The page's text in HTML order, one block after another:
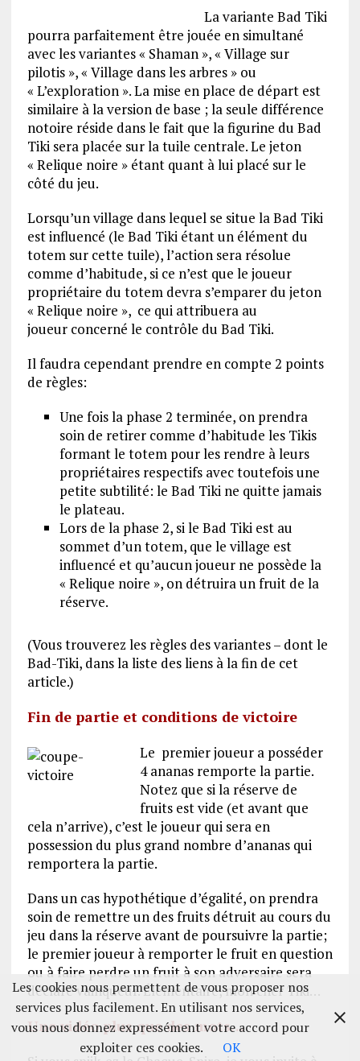
La variante Bad Tiki
pourra parfaitement être jouée en simultané
avec les variantes « Shaman », « Village sur
pilotis », « Village dans les arbres » ou
« L’exploration ». La mise en place de départ est
similaire à la version de base ; la seule différence
notoire réside dans le fait que la figurine du Bad
Tiki sera placée sur la tuile centrale. Le jeton
« Relique noire » étant quant à lui placé sur le
côté du jeu.
Lorsqu’un village dans lequel se situe la Bad Tiki
est influencé (le Bad Tiki étant un élément du
totem sur cette tuile), l’action sera résolue
comme d’habitude, si ce n’est que le joueur
propriétaire du totem devra s’emparer du jeton
« Relique noire », ce qui attribuera au
joueur concerné le contrôle du Bad Tiki.
Il faudra cependant prendre en compte 2 points
de règles:
Une fois la phase 2 terminée, on prendra
soin de retirer comme d’habitude les Tikis
formant le totem pour les rendre à leurs
propriétaires respectifs avec toutefois une
petite subtilité: le Bad Tiki ne quitte jamais
le plateau.
Lors de la phase 2, si le Bad Tiki est au
sommet d’un totem, que le village est
influencé et qu’aucun joueur ne possède la
« Relique noire », on détruira un fruit de la
réserve.
(Vous trouverez les règles des variantes – dont le
Bad-Tiki, dans la liste des liens à la fin de cet
article.)
Fin de partie et conditions de victoire
Le premier joueur a posséder
4 ananas remporte la partie.
Notez que si la réserve de
fruits est vide (et avant que
cela n’arrive), c’est le joueur qui sera en
possession du plus grand nombre d’ananas qui
remportera la partie.
Dans un cas hypothétique d’égalité, on prendra
soin de remettre un des fruits détruit au cours du
jeu dans la réserve avant de poursuivre la partie;
le premier joueur à remporter le fruit en question
ou à faire perdre un fruit à son adversaire sera
déclaré vainqueur. Élémentaire, mon cher Tiki…
Une vidéo plus que des mots…
Les cookies nous permettent de vous proposer nos
services plus facilement. En utilisant nos services,
vous nous donnez expressément votre accord pour
exploiter ces cookies.
OK